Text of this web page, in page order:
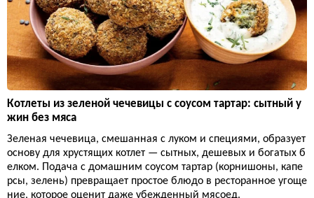
Котлеты из зеленой чечевицы с соусом тартар: сытный у
жин без мяса
Зеленая чечевица, смешанная с луком и специями, образует
основу для хрустящих котлет — сытных, дешевых и богатых б
елком. Подача с домашним соусом тартар (корнишоны, капе
рсы, зелень) превращает простое блюдо в ресторанное угоще
ние, которое оценит даже убежденный мясоед.